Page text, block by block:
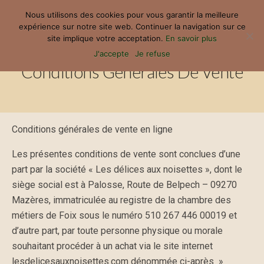
Conditions Générales De Vente
Conditions générales de vente en ligne
Les présentes conditions de vente sont conclues d’une
part par la société « Les délices aux noisettes », dont le
siège social est à Palosse, Route de Belpech – 09270
Mazères, immatriculée au registre de la chambre des
métiers de Foix sous le numéro 510 267 446 00019 et
d’autre part, par toute personne physique ou morale
souhaitant procéder à un achat via le site internet
lesdelicesauxnoisettes.com dénommée ci-après »
Nous utilisons des cookies pour vous garantir la meilleure
expérience sur notre site web. Continuer la navigation sur ce
site implique votre acceptation. En savoir plus
J'accepte
Je refuse